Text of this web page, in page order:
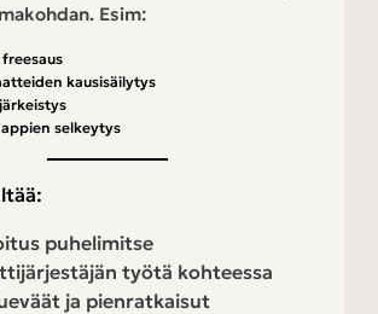
Esim:
kausisäilytys
selkeytys
puhelimitse
työtä kohteessa
ja pienratkaisut